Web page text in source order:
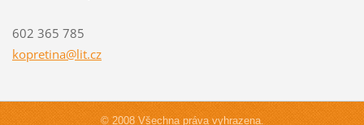
602 365 785
kopretina@lit.cz
© 2008 Všechna práva vyhrazena.